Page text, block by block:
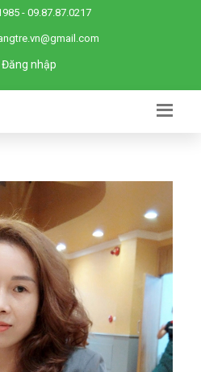
- 09.87.87.0217
Đăng nhập